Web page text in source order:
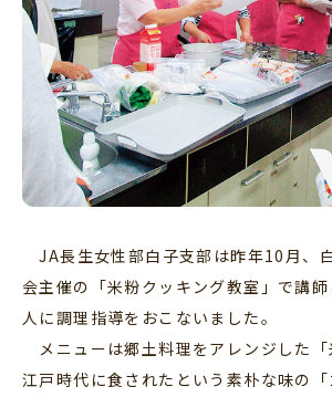
JA長生女性部白子支部は昨年10月、
会主催の「米粉クッキング教室」で講
人に調理指導をおこないました。
メニューは郷土料理をアレンジした「
江戸時代に食されたという素朴な味の